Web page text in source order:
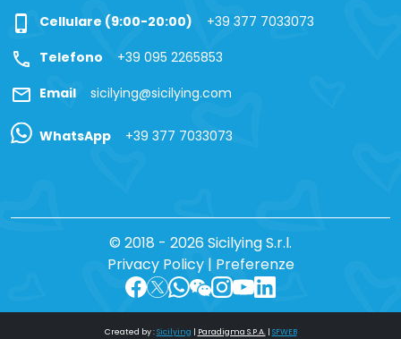
phone_iphone Cellulare (9:00-20:00) +39 377 7033073
call Telefono +39 095 2265853
mail Email sicilying@sicilying.com
WhatsApp +39 377 7033073
© 2018 - 2026 Sicilying S.r.l.
Privacy Policy| Preferenze
Created by :Sicilying | Paradigma S.P.A.| SFWEB